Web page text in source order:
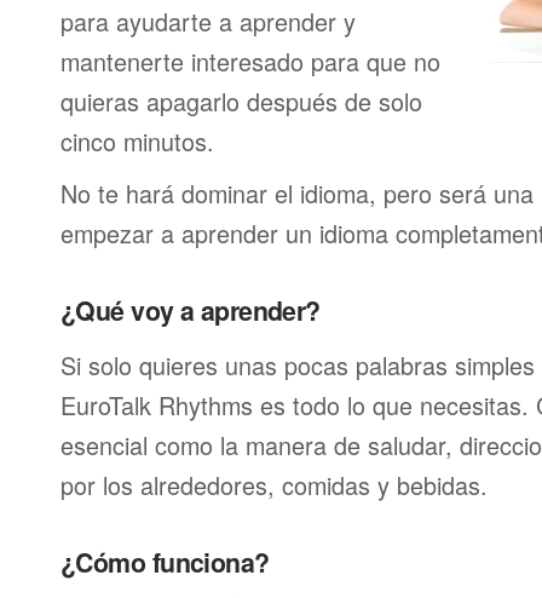
para ayudarte a aprender y
mantenerte interesado para que no
quieras apagarlo después de solo
cinco minutos.
No te hará dominar el idioma, pero será
empezar a aprender un idioma
¿Qué voy a aprender?
Si solo quieres unas pocas palabras
EuroTalk Rhythms es todo lo que
esencial como la manera de saludar,
por los alrededores, comidas y bebidas.
¿Cómo funciona?